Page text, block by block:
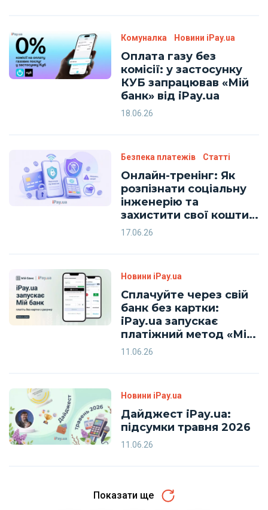
Комуналка Новини iPay.ua
Оплата газу без
комісії: у застосунку
КУБ запрацював «Мій
банк» від iPay.ua
18.06.26
Безпека платежів Статті
Онлайн-тренінг: Як
розпізнати соціальну
інженерію та
захистити свої кошти
від шахраїв разом з
17.06.26
Новини iPay.ua
Сплачуйте через свій
банк без картки:
iPay.ua запускає
платіжний метод «Мій
банк»
11.06.26
Новини iPay.ua
Дайджест iPay.ua:
підсумки травня 2026
11.06.26
Показати ще